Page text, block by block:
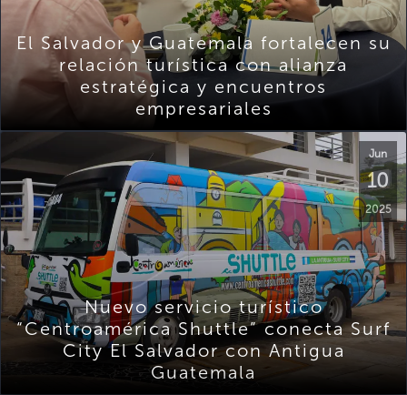
El Salvador y Guatemala fortalecen su
relación turística con alianza
estratégica y encuentros
empresariales
Jun
10
2025
Nuevo servicio turístico
“Centroamérica Shuttle” conecta Surf
City El Salvador con Antigua
Guatemala